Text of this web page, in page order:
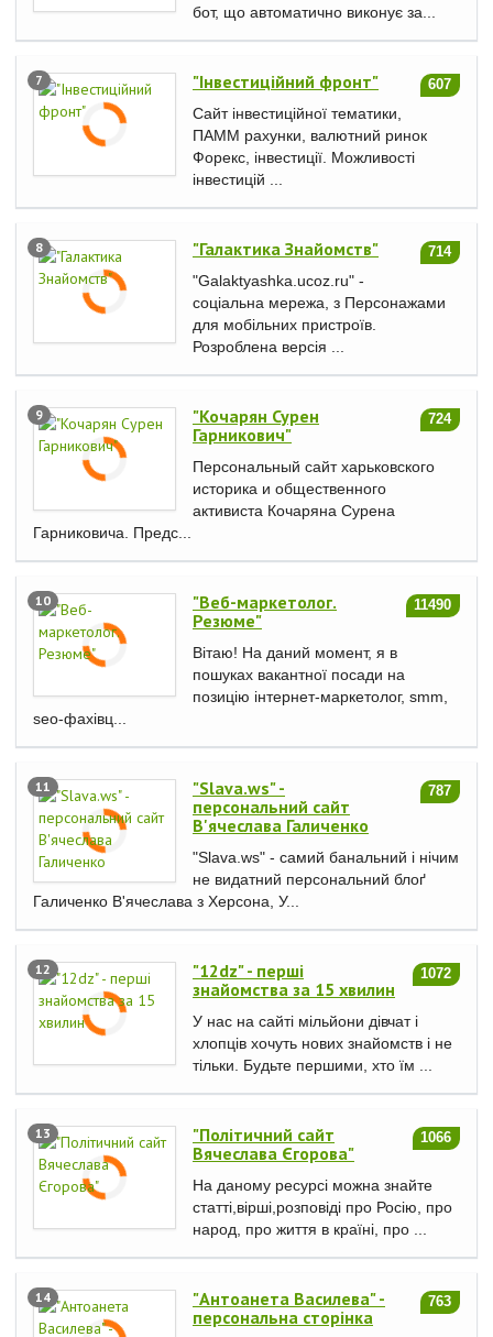
бот, що автоматично виконує за...
7 607
"Інвестиційний фронт"
Сайт інвестиційної тематики,
ПАММ рахунки, валютний ринок
Форекс, інвестиції. Можливості
інвестицій ...
8 714
"Галактика Знайомств"
"Galaktyashka.ucoz.ru" -
соціальна мережа, з Персонажами
для мобільних пристроїв.
Розроблена версія ...
9 724
"Кочарян Сурен
Гарникович"
Персональный сайт харьковского
историка и общественного
активиста Кочаряна Сурена
Гарниковича. Предс...
10 11490
"Веб-маркетолог.
Резюме"
Вітаю! На даний момент, я в
пошуках вакантної посади на
позицію інтернет-маркетолог, smm,
seo-фахівц...
11 787
"Slava.ws" -
персональний сайт
В'ячеслава Галиченко
"Slava.ws" - cамий банальний і нічим
не видатний персональний блоґ
Галиченко В'ячеслава з Херсона, У...
12 1072
"12dz" - перші
знайомства за 15 хвилин
У нас на сайті мільйони дівчат і
хлопців хочуть нових знайомств і не
тільки. Будьте першими, хто їм ...
13 1066
"Політичний сайт
Вячеслава Єгорова"
На даному ресурсі можна знайте
статті,вірші,розповіді про Росію, про
народ, про життя в країні, про ...
14 763
"Антоанета Василева" -
персональна сторінка